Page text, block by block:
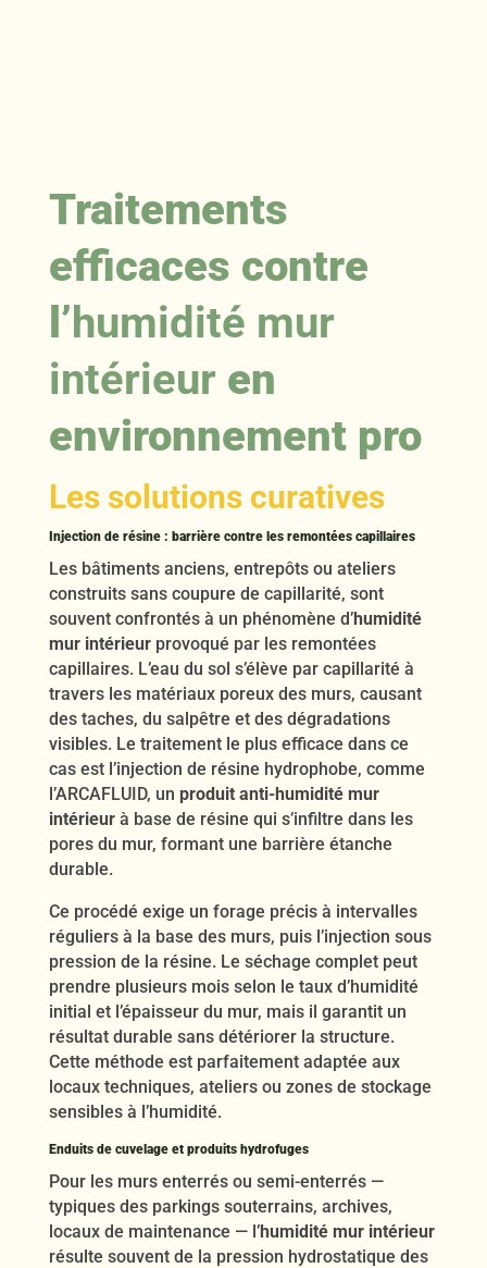
Traitements
efficaces contre
l’humidité mur
intérieur en
environnement pro
Les solutions curatives
Injection de résine : barrière contre les remontées capillaires
Les bâtiments anciens, entrepôts ou ateliers
construits sans coupure de capillarité, sont
souvent confrontés à un phénomène d’humidité
mur intérieurprovoqué par les remontées
capillaires. L’eau du sol s’élève par capillarité à
travers les matériaux poreux des murs, causant
des taches, du salpêtre et des dégradations
visibles. Le traitement le plus efficace dans ce
cas est l’injection de résine hydrophobe, comme
l’ARCAFLUID, un produit anti-humidité mur
intérieurà base de résine qui s’infiltre dans les
pores du mur, formant une barrière étanche
durable.
Ce procédé exige un forage précis à intervalles
réguliers à la base des murs, puis l’injection sous
pression de la résine. Le séchage complet peut
prendre plusieurs mois selon le taux d’humidité
initial et l’épaisseur du mur, mais il garantit un
résultat durable sans détériorer la structure.
Cette méthode est parfaitement adaptée aux
locaux techniques, ateliers ou zones de stockage
sensibles à l’humidité.
Enduits de cuvelage et produits hydrofuges
Pour les murs enterrés ou semi-enterrés —
typiques des parkings souterrains, archives,
locaux de maintenance — l’humidité mur intérieur
résulte souvent de la pression hydrostatique des